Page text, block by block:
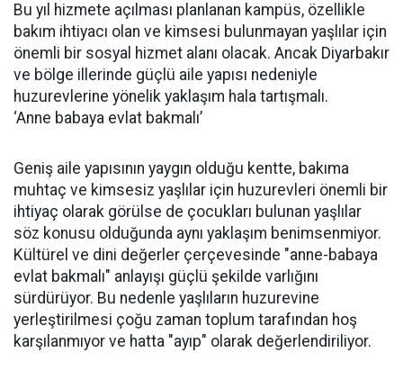
Bu yıl hizmete açılması planlanan kampüs, özellikle
bakım ihtiyacı olan ve kimsesi bulunmayan yaşlılar için
önemli bir sosyal hizmet alanı olacak. Ancak Diyarbakır
ve bölge illerinde güçlü aile yapısı nedeniyle
huzurevlerine yönelik yaklaşım hala tartışmalı.
‘Anne babaya evlat bakmalı’
Geniş aile yapısının yaygın olduğu kentte, bakıma
muhtaç ve kimsesiz yaşlılar için huzurevleri önemli bir
ihtiyaç olarak görülse de çocukları bulunan yaşlılar
söz konusu olduğunda aynı yaklaşım benimsenmiyor.
Kültürel ve dini değerler çerçevesinde "anne-babaya
evlat bakmalı" anlayışı güçlü şekilde varlığını
sürdürüyor. Bu nedenle yaşlıların huzurevine
yerleştirilmesi çoğu zaman toplum tarafından hoş
karşılanmıyor ve hatta "ayıp" olarak değerlendiriliyor.